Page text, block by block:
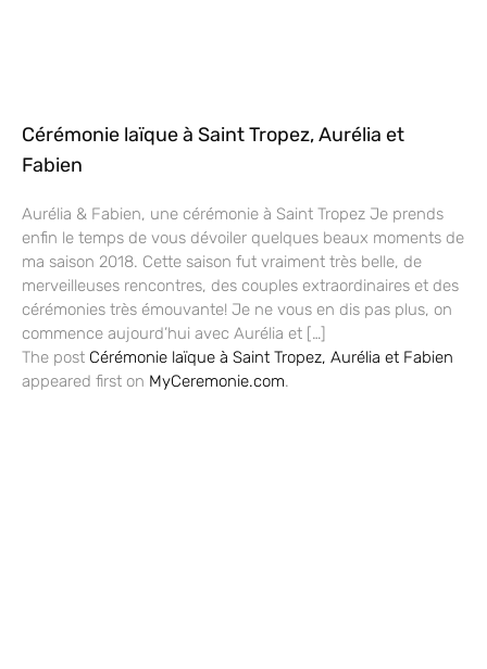
Cérémonie laïque à Saint Tropez, Aurélia et
Fabien
Aurélia & Fabien, une cérémonie à Saint Tropez Je prends
enfin le temps de vous dévoiler quelques beaux moments de
ma saison 2018. Cette saison fut vraiment très belle, de
merveilleuses rencontres, des couples extraordinaires et des
cérémonies très émouvante! Je ne vous en dis pas plus, on
commence aujourd’hui avec Aurélia et […]
The post Cérémonie laïque à Saint Tropez, Aurélia et Fabien
appeared first on MyCeremonie.com.